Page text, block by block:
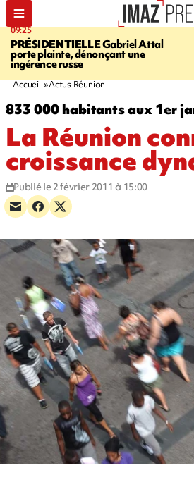
09:25
PRÉSIDENTIELLEGabriel Attal
porte plainte, dénonçant une
ingérence russe
Accueil Actus Réunion
833 000 habitants aux 1er
La Réunion
croissance
Publié le 2 février 2011 à 15:00